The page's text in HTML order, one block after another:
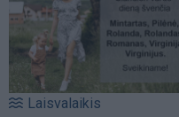
Laisvalaikis